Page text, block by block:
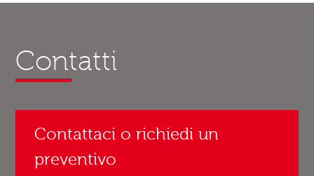
Contatti
Contattaci o richiedi un
preventivo